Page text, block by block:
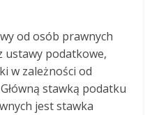
od osób prawnych
ustawy podatkowe,
w zależności od
stawką podatku
jest stawka